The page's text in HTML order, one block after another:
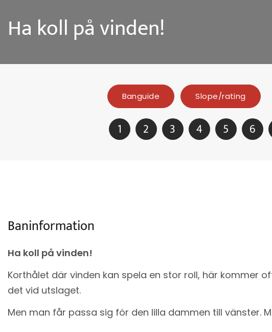
Ha koll på vinden!
Banguide Slope/rating
1 2 3 4 5 6
Baninformation
Ha koll på vinden!
Korthålet där vinden kan spela en stor roll, här kommer
det vid utslaget.
Men man får passa sig för den lilla dammen till vänster.